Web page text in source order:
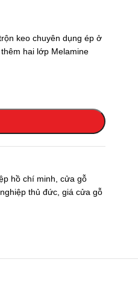
keo chuyên dụng ép ở
hai lớp Melamine
hồ chí minh cửa gỗ
thủ đức giá cửa gỗ